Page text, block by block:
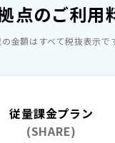
点のご利用
金額は​すべて​税抜表示で
従量課金プラン
(SHARE)